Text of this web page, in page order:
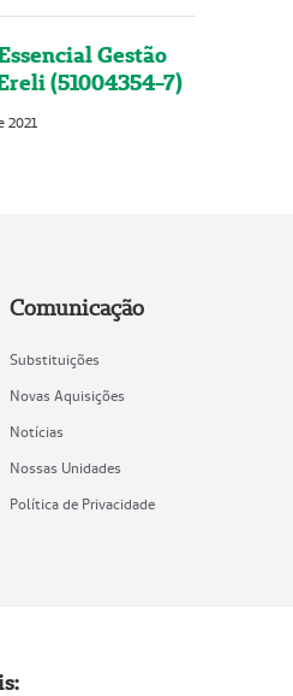
Gestão
(51004354-7)
2021
Comunicação
Substituições
Novas Aquisições
Notícias
Nossas Unidades
Política de Privacidade